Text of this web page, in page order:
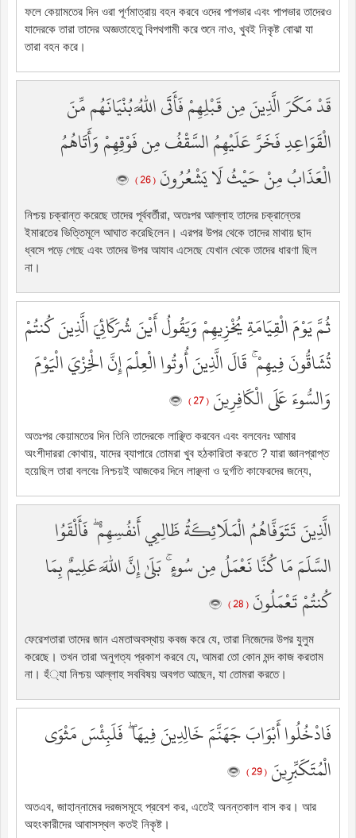
ফলে কেয়ামতের দিন ওরা পূর্ণমাত্রায় বহন করবে ওদের পাপভার এবং পাপভার তাদেরও
যাদেরকে তারা তাদের অজ্ঞতাহেতু বিপথগামী করে শুনে নাও, খুবই নিকৃষ্ট বোঝা যা
তারা বহন করে।
قَدْ مَكَرَ الَّذِينَ مِن قَبْلِهِمْ فَأَتَى اللَّهُ بُنْيَانَهُم مِّنَ
الْقَوَاعِدِ فَخَرَّ عَلَيْهِمُ السَّقْفُ مِن فَوْقِهِمْ وَأَتَاهُمُ
الْعَذَابُ مِنْ حَيْثُ لَا يَشْعُرُونَ ( 26 )
নিশ্চয় চক্রান্ত করেছে তাদের পূর্ববর্তীরা, অতঃপর আল্লাহ তাদের চক্রান্তের
ইমারতের ভিত্তিমূলে আঘাত করেছিলেন। এরপর উপর থেকে তাদের মাথায় ছাদ
ধ্বসে পড়ে গেছে এবং তাদের উপর আযাব এসেছে যেখান থেকে তাদের ধারণা ছিল
না।
ثُمَّ يَوْمَ الْقِيَامَةِ يُخْزِيهِمْ وَيَقُولُ أَيْنَ شُرَكَائِيَ الَّذِينَ كُنتُمْ
تُشَاقُّونَ فِيهِمْ ۚ قَالَ الَّذِينَ أُوتُوا الْعِلْمَ إِنَّ الْخِزْيَ الْيَوْمَ
وَالسُّوءَ عَلَى الْكَافِرِينَ ( 27 )
অতঃপর কেয়ামতের দিন তিনি তাদেরকে লাঞ্ছিত করবেন এবং বলবেনঃ আমার
অংশীদাররা কোথায়, যাদের ব্যাপারে তোমরা খুব হঠকারিতা করতে ? যারা জ্ঞানপ্রাপ্ত
হয়েছিল তারা বলবেঃ নিশ্চয়ই আজকের দিনে লাঞ্ছনা ও দুর্গতি কাফেরদের জন্যে,
الَّذِينَ تَتَوَفَّاهُمُ الْمَلَائِكَةُ ظَالِمِي أَنفُسِهِمْ ۖ فَأَلْقَوُا
السَّلَمَ مَا كُنَّا نَعْمَلُ مِن سُوءٍ ۚ بَلَىٰ إِنَّ اللَّهَ عَلِيمٌ بِمَا
كُنتُمْ تَعْمَلُونَ ( 28 )
ফেরেশতারা তাদের জান এমতাঅবস্থায় কবজ করে যে, তারা নিজেদের উপর যুলুম
করেছে। তখন তারা অনুগত্য প্রকাশ করবে যে, আমরা তো কোন মন্দ কাজ করতাম
না। হঁ্যা নিশ্চয় আল্লাহ সববিষয় অবগত আছেন, যা তোমরা করতে।
فَادْخُلُوا أَبْوَابَ جَهَنَّمَ خَالِدِينَ فِيهَا ۖ فَلَبِئْسَ مَثْوَى
الْمُتَكَبِّرِينَ ( 29 )
অতএব, জাহান্নামের দরজসমূহে প্রবেশ কর, এতেই অনন্তকাল বাস কর। আর
অহংকারীদের আবাসস্থল কতই নিকৃষ্ট।